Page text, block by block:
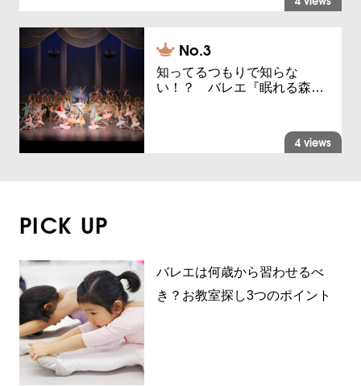
知ってるつもりで知らな
い！？ バレエ『眠れる森…
4 views
PICK UP
バレエは何歳から習わせるべ
き？お教室探し3つのポイント